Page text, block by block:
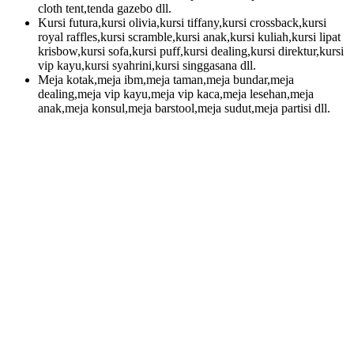
cloth tent,tenda gazebo dll.
Kursi futura,kursi olivia,kursi tiffany,kursi crossback,kursi
royal raffles,kursi scramble,kursi anak,kursi kuliah,kursi lipat
krisbow,kursi sofa,kursi puff,kursi dealing,kursi direktur,kursi
vip kayu,kursi syahrini,kursi singgasana dll.
Meja kotak,meja ibm,meja taman,meja bundar,meja
dealing,meja vip kayu,meja vip kaca,meja lesehan,meja
anak,meja konsul,meja barstool,meja sudut,meja partisi dll.